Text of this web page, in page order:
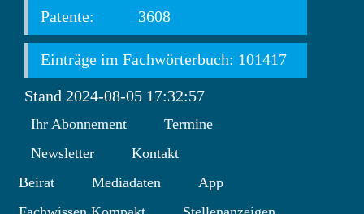
Patente: 3608
Einträge im Fachwörterbuch: 101417
Stand 2024-08-05 17:32:57
Ihr Abonnement
Termine
Newsletter
Kontakt
Beirat
Mediadaten
App